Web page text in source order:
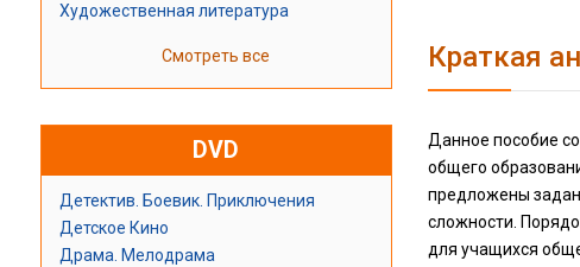
Художественная литература
Смотреть все
DVD
Детектив. Боевик. Приключения
Детское Кино
Драма. Мелодрама
Краткая
Данное пособие
общего
предложены
сложности.
для учащихся